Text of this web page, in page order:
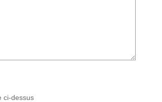
ci-dessus